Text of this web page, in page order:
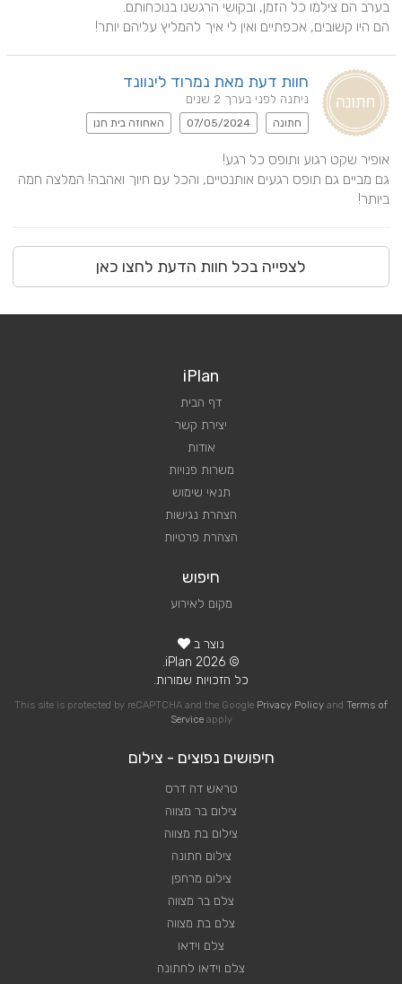
הם היו קשובים, אכפתיים ואין לי איך להמליץ עליהם יותר!
חוות דעת מאת נמרוד לינוונד
ניתנה לפני בערך 2 שנים
חתונה 07/05/2024 האחוזה בית חנן
ביותר!
לצפייה בכל חוות הדעת לחצו כאן
iPlan
דף הבית
יצירת קשר
אודות
משרות פנויות
תנאי שימוש
הצהרת נגישות
הצהרת פרטיות
חיפוש
מקום לאירוע
נוצר ב
© 2026 iPlan.
כל הזכויות שמורות.
This site is protected by reCAPTCHA and the Google Privacy Policy and Terms of
Serviceapply
חיפושים נפוצים - צילום
טראש דה דרס
צילום בר מצווה
צילום בת מצווה
צילום חתונה
צילום מרחפן
צלם בר מצווה
צלם בת מצווה
צלם וידאו
צלם וידאו לחתונה